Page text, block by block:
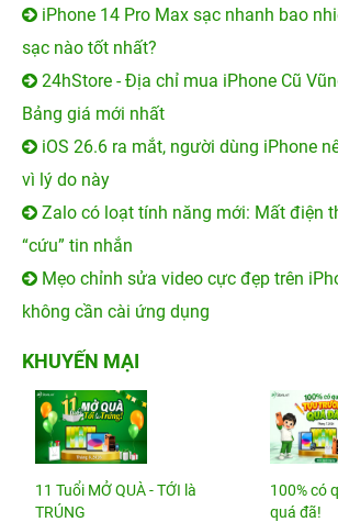
iPhone 14 Pro Max sạc nhanh bao
sạc nào tốt nhất?
24hStore - Địa chỉ mua iPhone Cũ
Bảng giá mới nhất
iOS 26.6 ra mắt, người dùng iPhone
vì lý do này
Zalo có loạt tính năng mới: Mất điện
“cứu” tin nhắn
Mẹo chỉnh sửa video cực đẹp trên
không cần cài ứng dụng
KHUYẾN MẠI
11 Tuổi MỞ QUÀ - TỚI là
TRÚNG
100% có
quá đã!